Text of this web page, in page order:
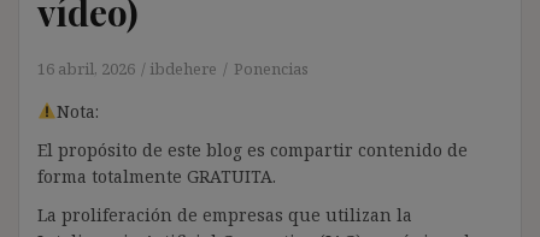
vídeo)
16 abril, 2026 ibdehere Ponencias
Nota:
El propósito de este blog es compartir contenido de
forma totalmente GRATUITA.
La proliferación de empresas que utilizan la